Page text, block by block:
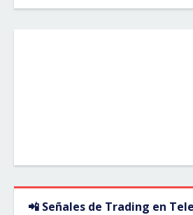
📲 Señales de Trading en